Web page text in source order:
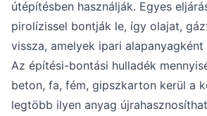
útépítésben használják. Egyes
pirolízissel bontják le, így olajat,
vissza, amelyek ipari alapanyagként
Az építési-bontási hulladék
beton, fa, fém, gipszkarton kerül a
legtöbb ilyen anyag